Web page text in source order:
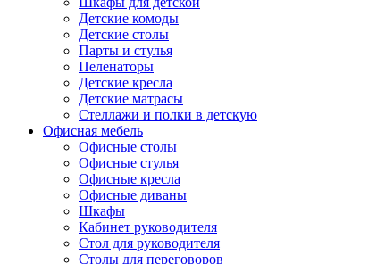
Детские комоды
Детские столы
Парты и стулья
Пеленаторы
Детские кресла
Детские матрасы
Стеллажи и полки в детскую
Офисная мебель
Офисные столы
Офисные стулья
Офисные кресла
Офисные диваны
Шкафы
Кабинет руководителя
Стол для руководителя
Столы для переговоров